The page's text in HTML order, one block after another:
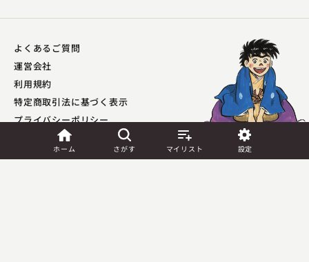
ホーム さがす マイリスト 設定
神田 松鯉
よくあるご質問
運営会社
利用規約
特定商取引法に基づく表示
プライバシーポリシー​
外部送信ポリシー